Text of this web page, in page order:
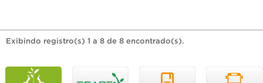
Exibindo registro(s) 1 a 8 de 8 encontrado(s).